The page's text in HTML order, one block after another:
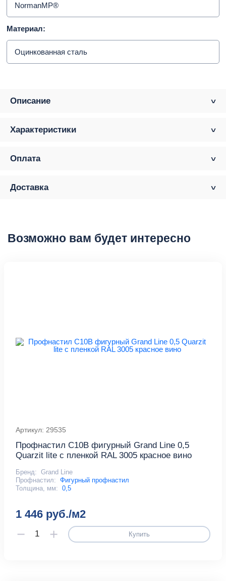
NormanMP®
Материал:
Оцинкованная сталь
Описание
Характеристики
Оплата
Доставка
Возможно вам будет интересно
Артикул: 29535
Профнастил С10B фигурный Grand Line 0,5
Quarzit lite с пленкой RAL 3005 красное вино
Бренд: Grand Line
Профнастил: Фигурный профнастил
Толщина, мм: 0,5
1 446 руб./м2
Купить